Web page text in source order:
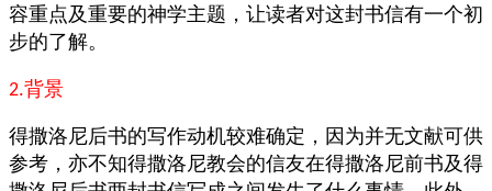
容重点及重要的神学主题，让读者对这封书信有一个初
步的了解。
2.背景
得撒洛尼后书的写作动机较难确定，因为并无文献可供
参考，亦不知得撒洛尼教会的信友在得撒洛尼前书及得